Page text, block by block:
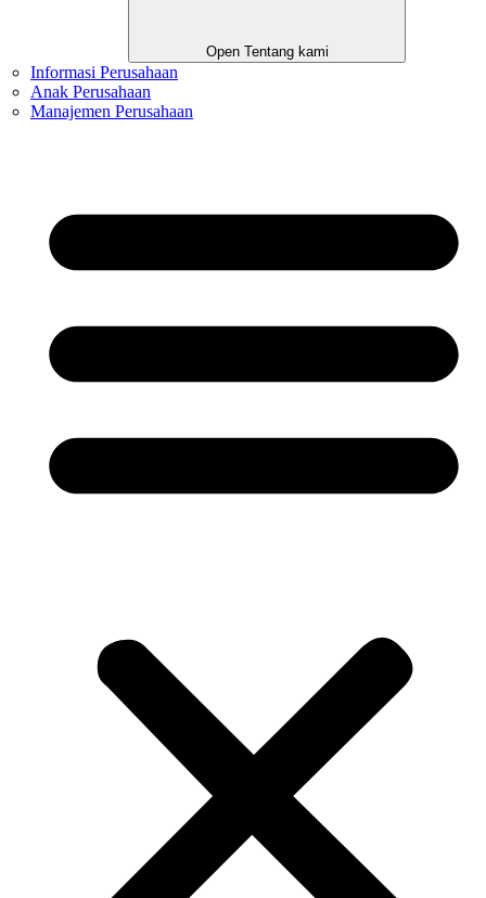
Open Tentang kami
Informasi Perusahaan
Anak Perusahaan
Manajemen Perusahaan